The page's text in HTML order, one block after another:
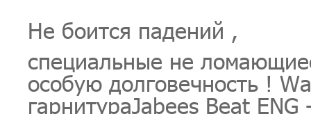
Не боится падений ,
специальные не
особую долговечность !
гарнитураJabees Beat